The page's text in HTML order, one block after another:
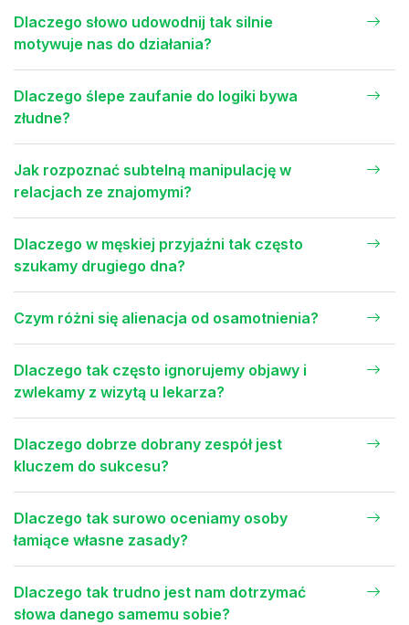
Dlaczego słowo udowodnij tak silnie
motywuje nas do działania?
Dlaczego ślepe zaufanie do logiki bywa
złudne?
Jak rozpoznać subtelną manipulację w
relacjach ze znajomymi?
Dlaczego w męskiej przyjaźni tak często
szukamy drugiego dna?
Czym różni się alienacja od osamotnienia?
Dlaczego tak często ignorujemy objawy i
zwlekamy z wizytą u lekarza?
Dlaczego dobrze dobrany zespół jest
kluczem do sukcesu?
Dlaczego tak surowo oceniamy osoby
łamiące własne zasady?
Dlaczego tak trudno jest nam dotrzymać
słowa danego samemu sobie?